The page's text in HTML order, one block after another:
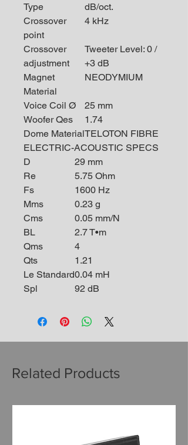
Type
dB/oct.
Crossover
point
4 kHz
Crossover
adjustment
Tweeter Level: 0 /
+3 dB
Magnet
Material
NEODYMIUM
Voice Coil Ø
25 mm
Woofer Qes
1.74
Dome MaterialTELOTON FIBRE
ELECTRIC-ACOUSTIC SPECS
D
29 mm
Re
5.75 Ohm
Fs
1600 Hz
Mms
0.23 g
Cms
0.05 mm/N
BL
2.7 T•m
Qms
4
Qts
1.21
Le Standard0.04 mH
Spl
92 dB
Related Products